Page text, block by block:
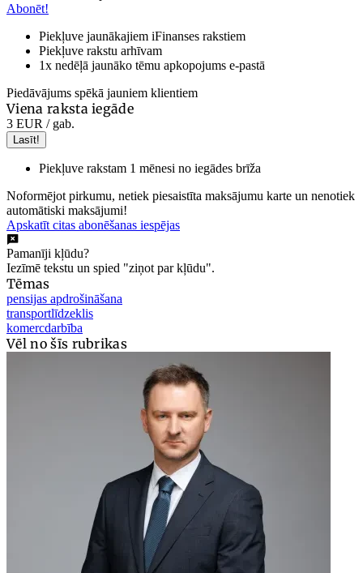
Abonēt!
Piekļuve jaunākajiem iFinanses rakstiem
Piekļuve rakstu arhīvam
1x nedēļā jaunāko tēmu apkopojums e-pastā
Piedāvājums spēkā jauniem klientiem
Viena raksta iegāde
3 EUR / gab.
Lasīt!
Piekļuve rakstam 1 mēnesi no iegādes brīža
Noformējot pirkumu, netiek piesaistīta maksājumu karte un nenotiek
automātiski maksājumi!
Apskatīt citas abonēšanas iespējas
Pamanīji kļūdu?
Iezīmē tekstu un spied "ziņot par kļūdu".
Tēmas
pensijas apdrošināšana
transportlīdzeklis
komercdarbība
Vēl no šīs rubrikas